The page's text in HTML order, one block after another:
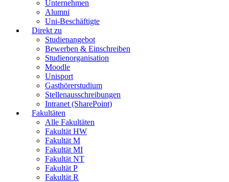
Unternehmen
Alumni
Uni-Beschäftigte
Direkt zu
Studienangebot
Bewerben & Einschreiben
Studienorganisation
Moodle
Unisport
Gasthörerstudium
Stellenausschreibungen
Intranet (SharePoint)
Fakultäten
Alle Fakultäten
Fakultät HW
Fakultät M
Fakultät MI
Fakultät NT
Fakultät P
Fakultät R